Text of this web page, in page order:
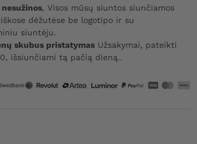
nesužinos, Visos mūsų siuntos siunčiamos
dėžutėse be logotipo ir su
siuntėju.
skubus pristatymas Užsakymai, pateikti
išsiunčiami tą pačią dieną..